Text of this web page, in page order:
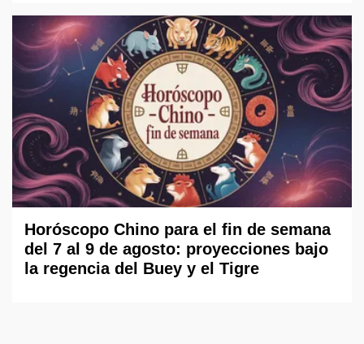
Horóscopo Chino para el fin de semana
del 7 al 9 de agosto: proyecciones bajo
la regencia del Buey y el Tigre